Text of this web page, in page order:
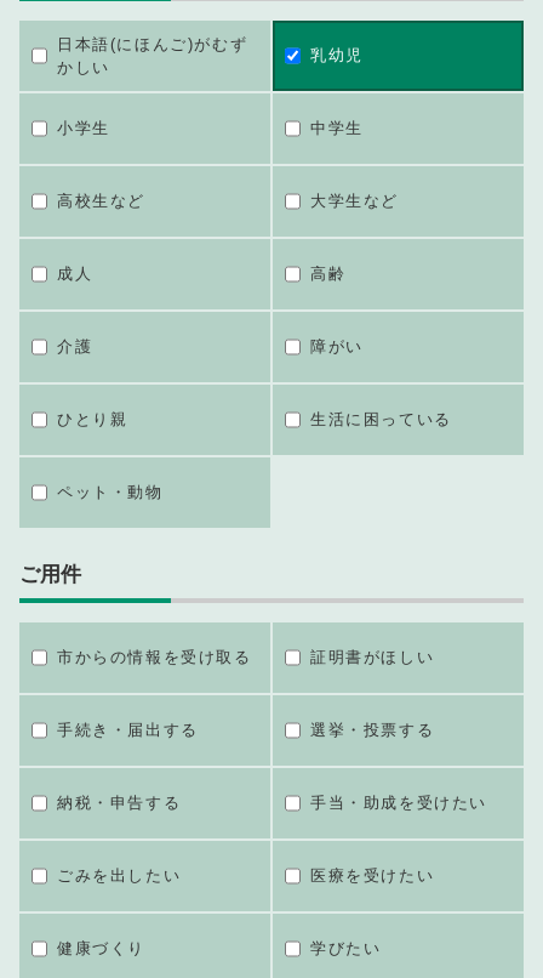
日本語(にほんご)がむず
かしい
乳幼児
小学生 中学生
高校生など 大学生など
成人 高齢
介護 障がい
ひとり親 生活に困っている
ペット・動物
ご用件
市からの情報を受け取る 証明書がほしい
手続き・届出する 選挙・投票する
納税・申告する 手当・助成を受けたい
ごみを出したい 医療を受けたい
健康づくり 学びたい